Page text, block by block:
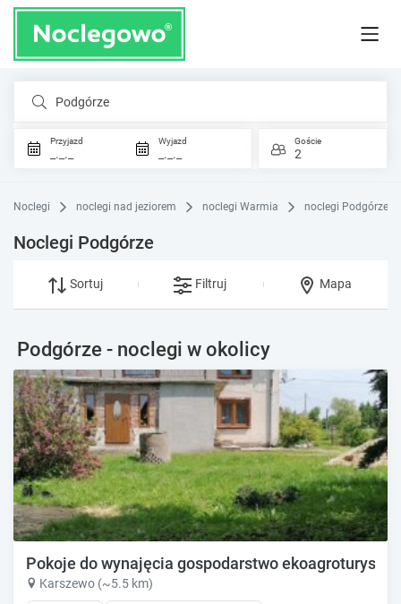
Podgórze
Przyjazd
_._._
Wyjazd
_._._
Goście
2
Noclegi noclegi nad jeziorem noclegi Warmia noclegi Podgórze
Noclegi Podgórze
Sortuj Filtruj Mapa
Podgórze - noclegi w okolicy
Pokoje do wynajęcia gospodarstwo
Karszewo (~5.5 km)